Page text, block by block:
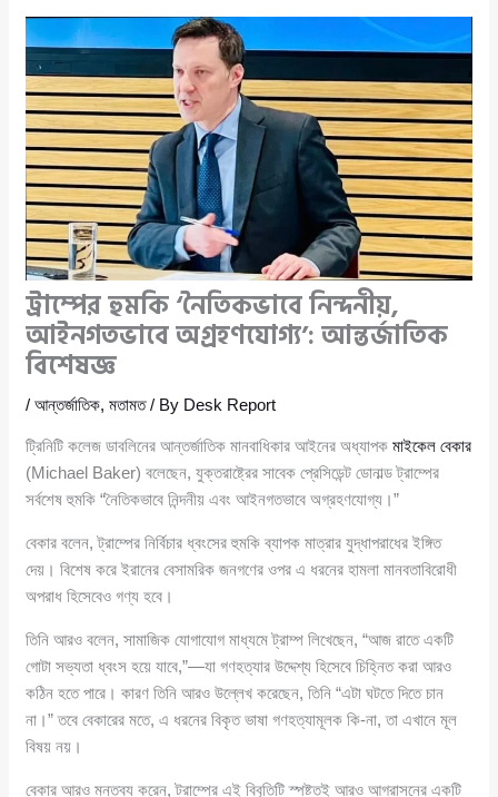
ট্রাম্পের হুমকি ‘নৈতিকভাবে নিন্দনীয়,
আইনগতভাবে অগ্রহণযোগ্য’: আন্তর্জাতিক
বিশেষজ্ঞ
/আন্তর্জাতিক,মতামত/ By Desk Report
ট্রিনিটি কলেজ ডাবলিনের আন্তর্জাতিক মানবাধিকার আইনের অধ্যাপকমাইকেল বেকার
(Michael Baker) বলেছেন, যুক্তরাষ্ট্রের সাবেক প্রেসিডেন্ট ডোনাল্ড ট্রাম্পের
সর্বশেষ হুমকি “নৈতিকভাবে নিন্দনীয় এবং আইনগতভাবে অগ্রহণযোগ্য।”
বেকার বলেন, ট্রাম্পের নির্বিচার ধ্বংসের হুমকি ব্যাপক মাত্রার যুদ্ধাপরাধের ইঙ্গিত
দেয়। বিশেষ করে ইরানের বেসামরিক জনগণের ওপর এ ধরনের হামলা মানবতাবিরোধী
অপরাধ হিসেবেও গণ্য হবে।
তিনি আরও বলেন, সামাজিক যোগাযোগ মাধ্যমে ট্রাম্প লিখেছেন, “আজ রাতে একটি
গোটা সভ্যতা ধ্বংস হয়ে যাবে,”—যা গণহত্যার উদ্দেশ্য হিসেবে চিহ্নিত করা আরও
কঠিন হতে পারে। কারণ তিনি আরও উল্লেখ করেছেন, তিনি “এটা ঘটতে দিতে চান
না।” তবে বেকারের মতে, এ ধরনের বিকৃত ভাষা গণহত্যামূলক কি-না, তা এখানে মূল
বিষয় নয়।
বেকার আরও মন্তব্য করেন, ট্রাম্পের এই বিবৃতিটি স্পষ্টতই আরও আগ্রাসনের একটি